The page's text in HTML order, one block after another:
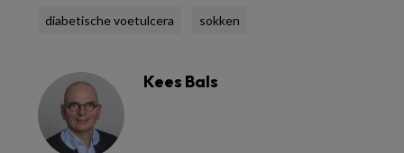
diabetische voetulcera sokken
Kees Bals